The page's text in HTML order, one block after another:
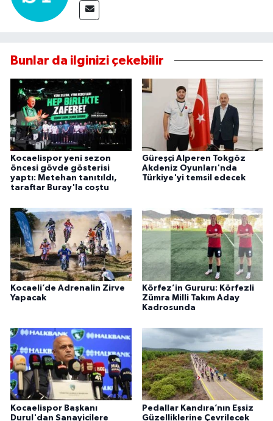
Bunlar da ilginizi çekebilir
Kocaelispor yeni sezon
öncesi gövde gösterisi
yaptı: Metehan tanıtıldı,
taraftar Buray'la coştu
Güreşçi Alperen Tokgöz
Akdeniz Oyunları'nda
Türkiye'yi temsil edecek
Kocaeli’de Adrenalin Zirve
Yapacak
Körfez’in Gururu: Körfezli
Zümra Milli Takım Aday
Kadrosunda
Kocaelispor Başkanı
Durul'dan Sanayicilere
Pedallar Kandıra’nın Eşsiz
Güzelliklerine Çevrilecek